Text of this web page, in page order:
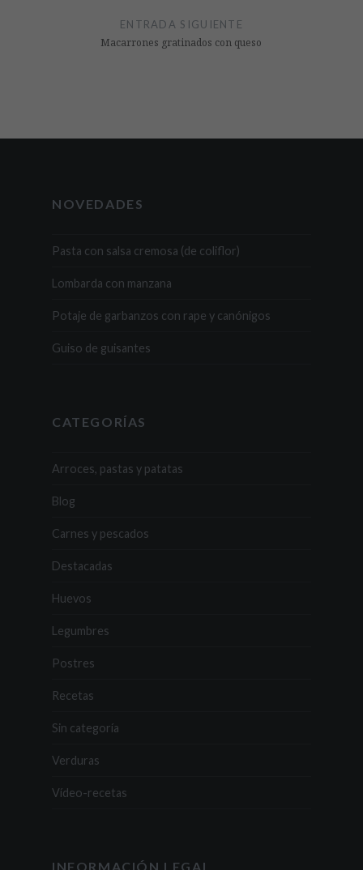
ENTRADA SIGUIENTE
Macarrones gratinados con queso
NOVEDADES
Pasta con salsa cremosa (de coliflor)
Lombarda con manzana
Potaje de garbanzos con rape y canónigos
Guiso de guisantes
CATEGORÍAS
Arroces, pastas y patatas
Blog
Carnes y pescados
Destacadas
Huevos
Legumbres
Postres
Recetas
Sin categoría
Verduras
Vídeo-recetas
INFORMACIÓN LEGAL